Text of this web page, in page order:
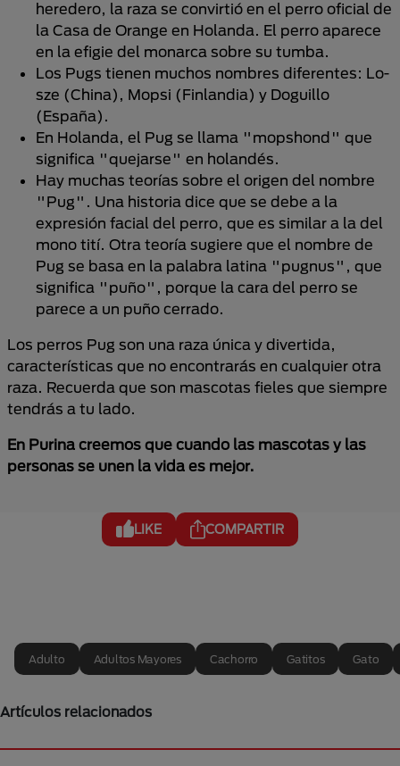
heredero, la raza se convirtió en el perro oficial de
la Casa de Orange en Holanda. El perro aparece
en la efigie del monarca sobre su tumba.
Los Pugs tienen muchos nombres diferentes: Lo-
sze (China), Mopsi (Finlandia) y Doguillo
(España).
En Holanda, el Pug se llama "mopshond" que
significa "quejarse" en holandés.
Hay muchas teorías sobre el origen del nombre
"Pug". Una historia dice que se debe a la
expresión facial del perro, que es similar a la del
mono tití. Otra teoría sugiere que el nombre de
Pug se basa en la palabra latina "pugnus", que
significa "puño", porque la cara del perro se
parece a un puño cerrado.
Los perros Pug son una raza única y divertida,
características que no encontrarás en cualquier otra
raza. Recuerda que son mascotas fieles que siempre
tendrás a tu lado.
En Purina creemos que cuando las mascotas y las
personas se unen la vida es mejor.
LIKE COMPARTIR
Adulto Adultos Mayores Cachorro Gatitos Gato
Artículos relacionados